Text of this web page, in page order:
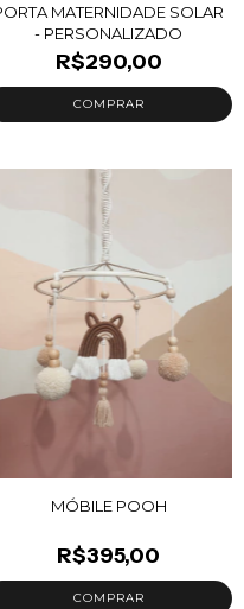
MATERNIDADE SOLAR
- PERSONALIZADO
R$290,00
MÓBILE POOH
R$395,00